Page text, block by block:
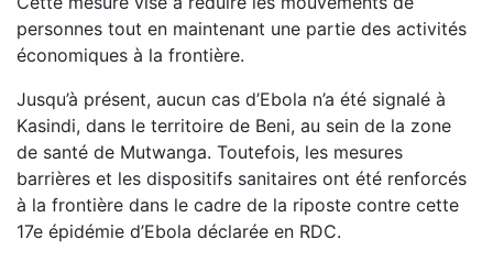
personnes tout en maintenant une partie des activités
économiques à la frontière.
Jusqu’à présent, aucun cas d’Ebola n’a été signalé à
Kasindi, dans le territoire de Beni, au sein de la zone
de santé de Mutwanga. Toutefois, les mesures
barrières et les dispositifs sanitaires ont été renforcés
à la frontière dans le cadre de la riposte contre cette
17e épidémie d’Ebola déclarée en RDC.